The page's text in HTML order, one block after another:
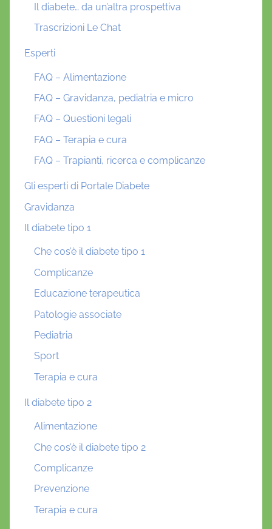
Il diabete… da un’altra prospettiva
Trascrizioni Le Chat
Esperti
FAQ – Alimentazione
FAQ – Gravidanza, pediatria e micro
FAQ – Questioni legali
FAQ – Terapia e cura
FAQ – Trapianti, ricerca e complicanze
Gli esperti di Portale Diabete
Gravidanza
Il diabete tipo 1
Che cos’è il diabete tipo 1
Complicanze
Educazione terapeutica
Patologie associate
Pediatria
Sport
Terapia e cura
Il diabete tipo 2
Alimentazione
Che cos’è il diabete tipo 2
Complicanze
Prevenzione
Terapia e cura